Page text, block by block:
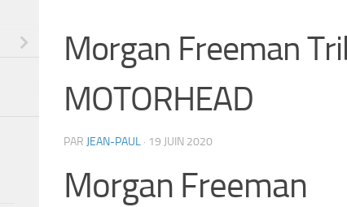
Morgan Freeman
MOTORHEAD
PAR JEAN-PAUL · 19 JUIN 2020
Morgan Freeman